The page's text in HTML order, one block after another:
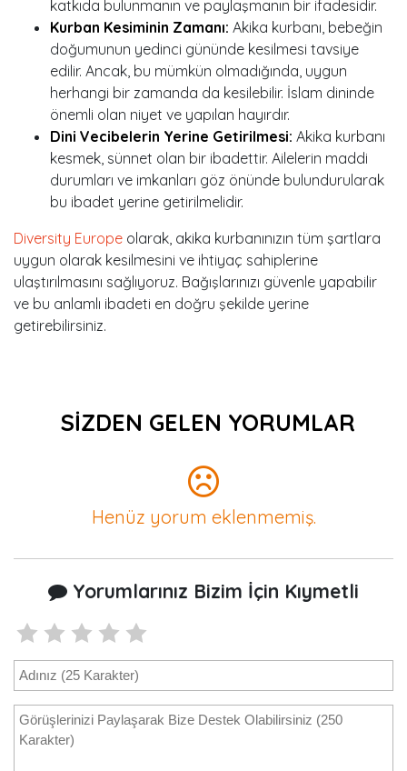
katkıda bulunmanın ve paylaşmanın bir ifadesidir.
Kurban Kesiminin Zamanı: Akika kurbanı, bebeğin
doğumunun yedinci gününde kesilmesi tavsiye
edilir. Ancak, bu mümkün olmadığında, uygun
herhangi bir zamanda da kesilebilir. İslam dininde
önemli olan niyet ve yapılan hayırdır.
Dini Vecibelerin Yerine Getirilmesi: Akika kurbanı
kesmek, sünnet olan bir ibadettir. Ailelerin maddi
durumları ve imkanları göz önünde bulundurularak
bu ibadet yerine getirilmelidir.
Diversity Europe olarak, akika kurbanınızın tüm şartlara
uygun olarak kesilmesini ve ihtiyaç sahiplerine
ulaştırılmasını sağlıyoruz. Bağışlarınızı güvenle yapabilir
ve bu anlamlı ibadeti en doğru şekilde yerine
getirebilirsiniz.
SİZDEN GELEN YORUMLAR
Henüz yorum eklenmemiş.
Yorumlarınız Bizim İçin Kıymetli